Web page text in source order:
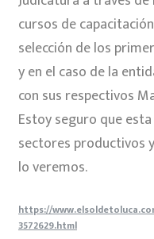
cursos de
selección de los
y en el caso de la
con sus respectivos
Estoy seguro que
sectores productivos
lo veremos.
https://
3572629.html